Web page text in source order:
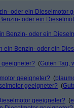
oder ein Dieselmotor
oder ein
Benzin- oder ein
ein Benzin- oder ein
geeigneter? (Guten Tag,
geeigneter? (
geeigneter? (
geeigneter? (